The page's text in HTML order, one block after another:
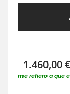
1.460,00 €
me refiero a que